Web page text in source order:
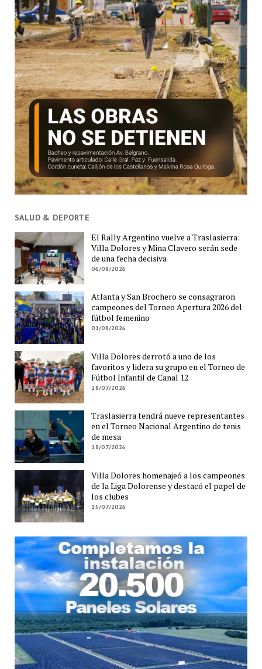
SALUD & DEPORTE
El Rally Argentino vuelve a Traslasierra:
Villa Dolores y Mina Clavero serán sede
de una fecha decisiva
06/08/2026
Atlanta y San Brochero se consagraron
campeones del Torneo Apertura 2026 del
fútbol femenino
01/08/2026
Villa Dolores derrotó a uno de los
favoritos y lidera su grupo en el Torneo de
Fútbol Infantil de Canal 12
28/07/2026
Traslasierra tendrá nueve representantes
en el Torneo Nacional Argentino de tenis
de mesa
18/07/2026
Villa Dolores homenajeó a los campeones
de la Liga Dolorense y destacó el papel de
los clubes
15/07/2026